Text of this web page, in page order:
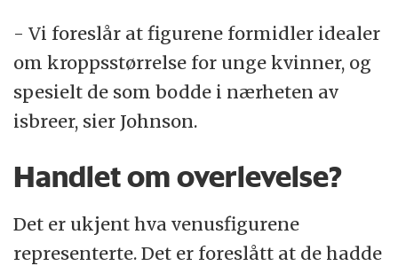
- Vi foreslår at figurene formidler idealer
om kroppsstørrelse for unge kvinner, og
spesielt de som bodde i nærheten av
isbreer, sier Johnson.
Handlet om overlevelse?
Det er ukjent hva venusfigurene
representerte. Det er foreslått at de hadde